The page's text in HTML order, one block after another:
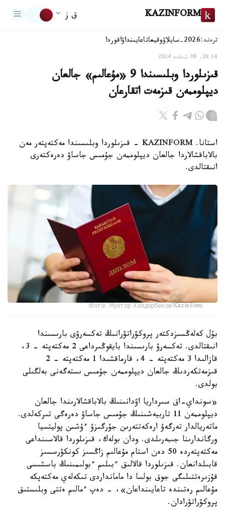
KAZINFORM ق ز
ترەند:2026-سايلاۋ وقيعاتاعايىنداۋاقوردا
20:14, 09 شىلدە 2024
قىزىلوردا وبلىسىندا 9 «مۇعالىم» جالعان
ديپلوممەن قىزمەت اتقارعان
استانا. KAZINFORM - قىزىلوردا وبلىسىندا مەكتەپتەر مەن
بالاباقشالاردا جالعان ديپلوممەن جۇمىس جاساۋ دەرەكتەرى
انىقتالدى.
Фото: Мухтор Холдорбеков/Kazinform
بۇل كەلەڭسىزدكتەر پروكۋراتۋرانىڭ تەكسەرۋى بارىسىندا
انىقتالدى. تەكسەرۋ بارىسىندا بايقوڭىرداعى 2 مەكتەپتە – 3،
قازالىدا 3 مەكتەپتە – 4، قارماقشىدا 1 مەكتەپتە - 2
قىزمەتكەردىڭ جالعان ديپلوممەن جۇمىس ىستەگەنى بەلگىلى
بولدى.
«سونداي-اق سىرداريا اۋدانىنىڭ بالاباقشالارىندا جالعان
ديپلوممەن 11 تاربيەشىنىڭ جۇمىس جاساۋ دەرەگى تىركەلدى.
ماتەريالدار تەرگەۋ ارەكەتتەرىن جۇرگىزۋ ءۇشىن پوليتسيا
ورگاندارىنا جىبەرىلدى. ودان بولەك، قىزىلوردا قالاسىنداعى
مەكتەپتەردە 50 دەن استام مۇعالىم زاڭسىز كونكۋرسسىز
قابىلدانعان. قىزىلوردا قالالىق ءبىلىم ءبولىمىنىڭ باسشىسى
قۇزىرەتتىلىگى جوق بولسا دا مامانداردى تىكەلەي مەكتەپكە
مۇعالىم رەتىندە تاعايىنداعان»، - دەپ ءمالىم ەتتى وبلىستىق
پروكۋراتۋرادان.